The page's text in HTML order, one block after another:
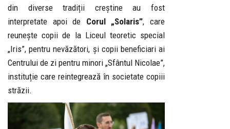
din diverse tradiții creștine au fost
interpretate apoi de Corul „Solaris”, care
reunește copii de la Liceul teoretic special
„Iris”, pentru nevăzători, și copii beneficiari ai
Centrului de zi pentru minori „Sfântul Nicolae”,
instituție care reintegrează în societate copiii
străzii.